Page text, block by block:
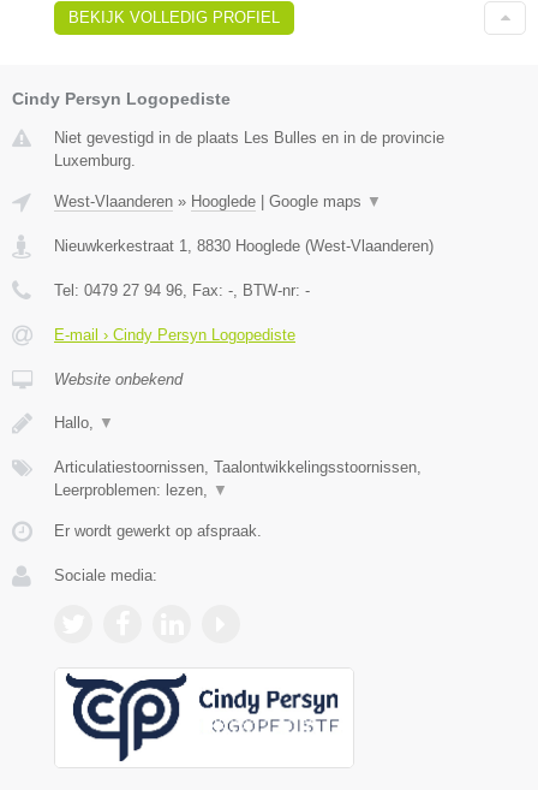
BEKIJK VOLLEDIG PROFIEL
Cindy Persyn Logopediste
Niet gevestigd in de plaats Les Bulles en in de provincie
Luxemburg.
West-Vlaanderen » Hooglede Google maps ▼
Nieuwkerkestraat 1 8830 Hooglede (West-Vlaanderen)
Tel: 0479 27 94 96 , Fax: - , BTW-nr: -
E-mail › Cindy Persyn Logopediste
Website onbekend
Hallo, ▼
Articulatiestoornissen, Taalontwikkelingsstoornissen,
Leerproblemen: lezen,
▼
Er wordt gewerkt op afspraak.
Sociale media: